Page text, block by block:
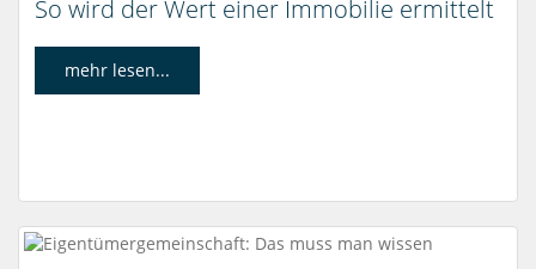
So wird der Wert einer Immobilie ermittelt
mehr lesen...